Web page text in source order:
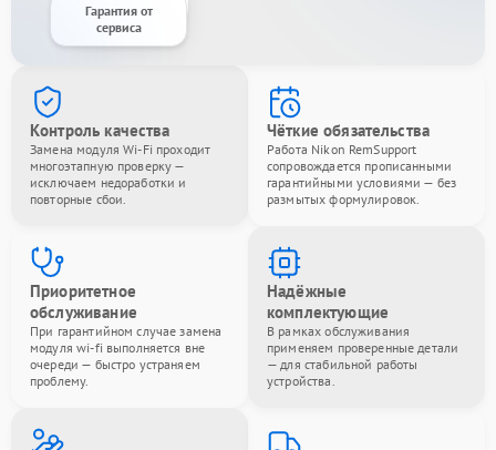
Гарантия от
сервиса
Контроль качества
Замена модуля Wi-Fi проходит
многоэтапную проверку —
исключаем недоработки и
повторные сбои.
Чёткие обязательства
Работа Nikon RemSupport
сопровождается прописанными
гарантийными условиями — без
размытых формулировок.
Приоритетное
обслуживание
При гарантийном случае замена
модуля wi-fi выполняется вне
очереди — быстро устраняем
проблему.
Надёжные
комплектующие
В рамках обслуживания
применяем проверенные детали
— для стабильной работы
устройства.